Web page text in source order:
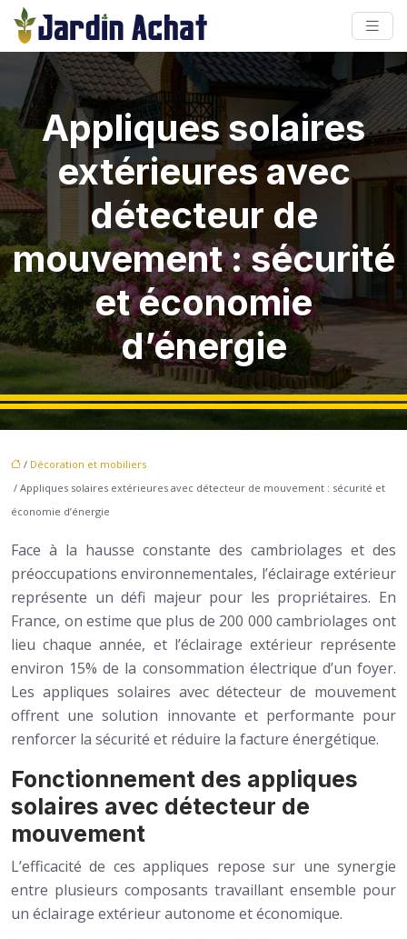
Appliques solaires
extérieures avec
détecteur de
mouvement : sécurité
et économie
d’énergie
/ Décoration et mobiliers
/ Appliques solaires extérieures avec détecteur de mouvement : sécurité et
économie d’énergie
Face à la hausse constante des cambriolages et des
préoccupations environnementales, l’éclairage extérieur
représente un défi majeur pour les propriétaires. En
France, on estime que plus de 200 000 cambriolages ont
lieu chaque année, et l’éclairage extérieur représente
environ 15% de la consommation électrique d’un foyer.
Les appliques solaires avec détecteur de mouvement
offrent une solution innovante et performante pour
renforcer la sécurité et réduire la facture énergétique.
Fonctionnement des appliques
solaires avec détecteur de
mouvement
L’efficacité de ces appliques repose sur une synergie
entre plusieurs composants travaillant ensemble pour
un éclairage extérieur autonome et économique.